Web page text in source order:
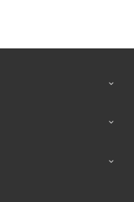


